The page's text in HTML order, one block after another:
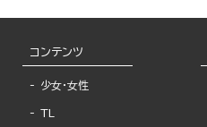
コンテンツ
少女・女性
TL